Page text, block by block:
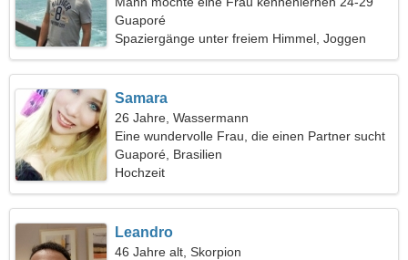
Guaporé
Spaziergänge unter freiem Himmel, Joggen
Samara
26 Jahre, Wassermann
Eine wundervolle Frau, die einen Partner sucht
Guaporé, Brasilien
Hochzeit
Leandro
46 Jahre alt, Skorpion